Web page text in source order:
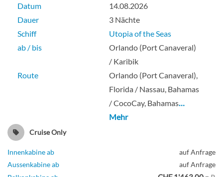
Datum
14.08.2026
Dauer
3 Nächte
Schiff
Utopia of the Seas
ab / bis
Orlando (Port Canaveral)
/ Karibik
Route
Orlando (Port Canaveral),
Florida / Nassau, Bahamas
/ CocoCay, Bahamas…
Mehr
Cruise Only
Innenkabine ab
auf Anfrage
Aussenkabine ab
auf Anfrage